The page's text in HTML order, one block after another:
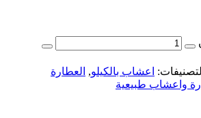
التصنيفات: اعشاب بالكيلو, العطارة
واعشاب طبيعية